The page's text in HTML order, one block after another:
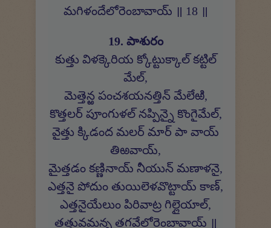
మగిళందేలోరెంబావాయ్ ॥ 18 ॥
19. పాశురం
కుత్తు విళక్కెరియ క్కోట్టుక్కాల్ కట్టిల్
మేల్,
మెత్తెన్ఱ పంచశయనత్తిన్ మేలేఱి,
కొత్తలర్ పూంగుళల్ నప్పిన్నై కొంగైమేల్,
వైత్తు క్కిడంద మలర్ మార్ పా వాయ్
తిఱవాయ్,
మైత్తడం కణ్ణినాయ్ నీయున్ మణాళనై,
ఎత్తనై పోదుం తుయిలెళవొట్టాయ్ కాణ్,
ఎత్తనైయేలుం పిరివాట్ర గిల్లైయాల్,
తత్తువమనృ తగవేలోరెంబావాయ్ ॥